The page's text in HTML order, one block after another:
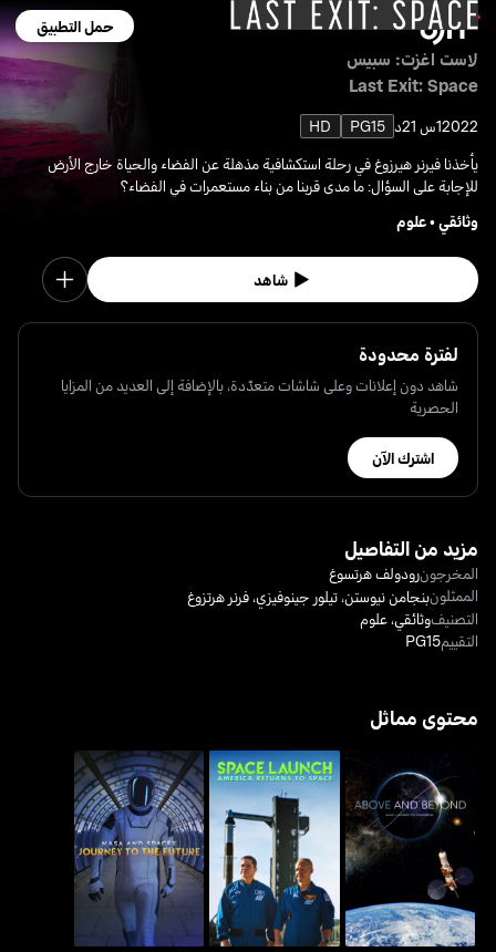
حمل التطبيق
لاست اغزت: سبيس
Last Exit: Space
20221س 21د PG15
HD
يأخذنا فيرنر هيرزوغ في رحلة استكشافية مذهلة عن الفضاء والحياة خارج الأرض
للإجابة على السؤال: ما مدى قربنا من بناء مستعمرات في الفضاء؟
وثائقي•علوم
شاهد
لفترة محدودة
شاهد دون إعلانات وعلى شاشات متعدّدة، بالإضافة إلى العديد من المزايا
الحصرية
اشترك الآن
مزيد من التفاصيل
المخرجونرودولف هرتسوغ
الممثلونبنجامن نيوستن،تيلور جينوفيزي،فرنر هرتزوغ
التصنيفوثائقي،علوم
التقييمPG15
محتوى مماثل
أبوف أند بيوند: نازاس
دجورني تو تومورو
سبيس لانش أميركا رتيرنس
تو سبيس كاونتداون
ناسا أند سبيس أكس: جورني
تو ذا فيوتشر